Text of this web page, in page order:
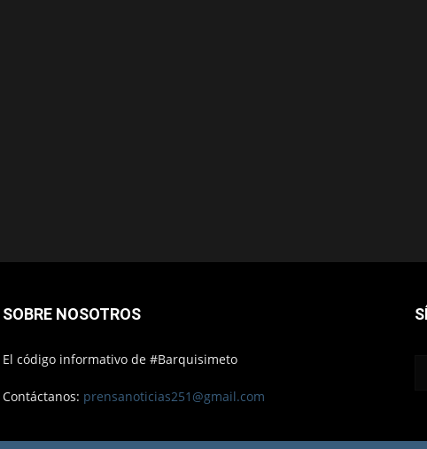
SOBRE NOSOTROS
El código informativo de #Barquisimeto
Contáctanos: prensanoticias251@gmail.com